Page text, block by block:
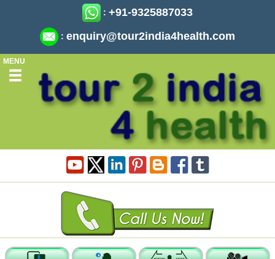
: +91-9325887033
: enquiry@tour2india4health.com
MENU